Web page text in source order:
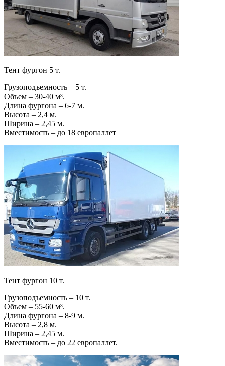
Тент фургон 5 т.
Грузоподъемность – 5 т.
Объем – 30-40 м³.
Длина фургона – 6-7 м.
Высота – 2,4 м.
Ширина – 2,45 м.
Вместимость – до 18 европаллет
Тент фургон 10 т.
Грузоподъемность – 10 т.
Объем – 55-60 м³.
Длина фургона – 8-9 м.
Высота – 2,8 м.
Ширина – 2,45 м.
Вместимость – до 22 европаллет.